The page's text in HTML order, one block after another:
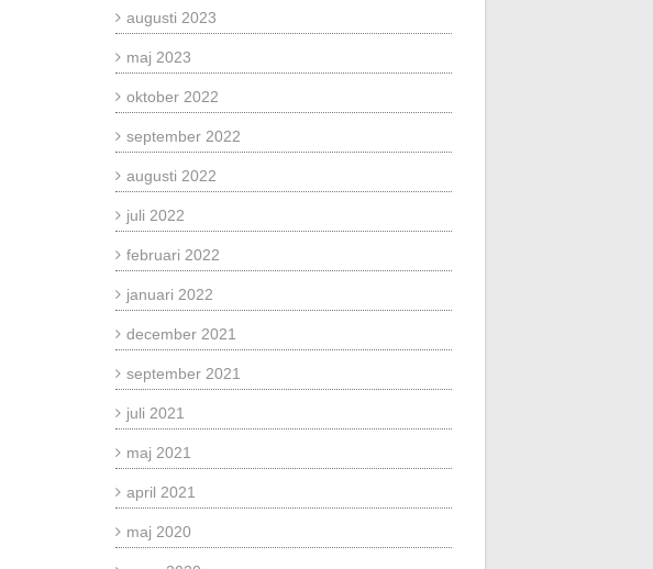
augusti 2023
maj 2023
oktober 2022
september 2022
augusti 2022
juli 2022
februari 2022
januari 2022
december 2021
september 2021
juli 2021
maj 2021
april 2021
maj 2020